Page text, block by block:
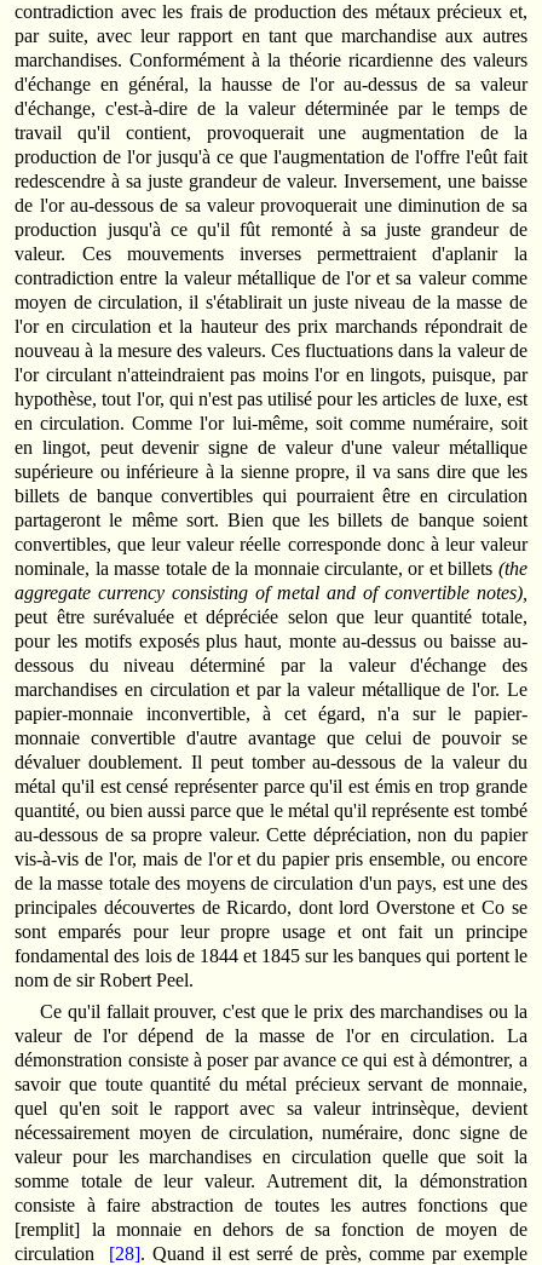
contradiction avec les frais de production des métaux précieux et,
par suite, avec leur rapport en tant que marchandise aux autres
marchandises. Conformément à la théorie ricardienne des valeurs
d'échange en général, la hausse de l'or au-dessus de sa valeur
d'échange, c'est-à-dire de la valeur déterminée par le temps de
travail qu'il contient, provoquerait une augmentation de la
production de l'or jusqu'à ce que l'augmentation de l'offre l'eût fait
redescendre à sa juste grandeur de valeur. Inversement, une baisse
de l'or au-dessous de sa valeur provoquerait une diminution de sa
production jusqu'à ce qu'il fût remonté à sa juste grandeur de
valeur. Ces mouvements inverses permettraient d'aplanir la
contradiction entre la valeur métallique de l'or et sa valeur comme
moyen de circulation, il s'établirait un juste niveau de la masse de
l'or en circulation et la hauteur des prix marchands répondrait de
nouveau à la mesure des valeurs. Ces fluctuations dans la valeur de
l'or circulant n'atteindraient pas moins l'or en lingots, puisque, par
hypothèse, tout l'or, qui n'est pas utilisé pour les articles de luxe, est
en circulation. Comme l'or lui-même, soit comme numéraire, soit
en lingot, peut devenir signe de valeur d'une valeur métallique
supérieure ou inférieure à la sienne propre, il va sans dire que les
billets de banque convertibles qui pourraient être en circulation
partageront le même sort. Bien que les billets de banque soient
convertibles, que leur valeur réelle corresponde donc à leur valeur
nominale, la masse totale de la monnaie circulante, or et billets (the
aggregate currency consisting of metal and of convertible notes),
peut être surévaluée et dépréciée selon que leur quantité totale,
pour les motifs exposés plus haut, monte au-dessus ou baisse au-
dessous du niveau déterminé par la valeur d'échange des
marchandises en circulation et par la valeur métallique de l'or. Le
papier-monnaie inconver­tible, à cet égard, n'a sur le papier-
monnaie convertible d'autre avantage que celui de pouvoir se
dévaluer doublement. Il peut tomber au-dessous de la valeur du
métal qu'il est censé représenter parce qu'il est émis en trop grande
quantité, ou bien aussi parce que le métal qu'il représente est tombé
au-dessous de sa propre valeur. Cette dépréciation, non du papier
vis-à-vis de l'or, mais de l'or et du papier pris ensemble, ou encore
de la masse totale des moyens de circulation d'un pays, est une des
principales découvertes de Ricardo, dont lord Overstone et Co se
sont emparés pour leur propre usage et ont fait un principe
fondamental des lois de 1844 et 1845 sur les banques qui portent le
nom de sir Robert Peel.
Ce qu'il fallait prouver, c'est que le prix des marchandises ou la
valeur de l'or dépend de la masse de l'or en circulation. La
démonstration consiste à poser par avance ce qui est à démontrer, a
savoir que toute quantité du métal précieux servant de monnaie,
quel qu'en soit le rapport avec sa valeur intrinsèque, devient
nécessairement moyen de circulation, numé­raire, donc signe de
valeur pour les marchandises en circulation quelle que soit la
somme totale de leur valeur. Autrement dit, la démonstration
consiste à faire abstraction de toutes les autres fonctions que
[remplit] la monnaie en dehors de sa fonction de moyen de
circulation [28]. Quand il est serré de près, comme par exemple